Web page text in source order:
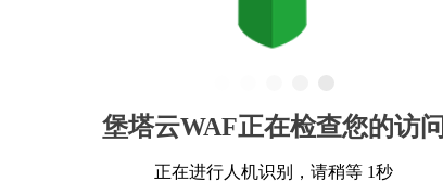
堡塔云WAF正在检查您的访问
正在进行人机识别，请稍等 1秒